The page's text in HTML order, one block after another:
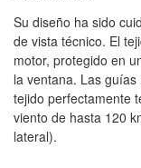
Su diseño ha sido
de vista técnico. El
motor, protegido en
la ventana. Las
tejido perfectamente
viento de hasta 120
lateral).